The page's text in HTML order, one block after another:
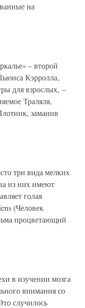
на
– второй
Кэрролла,
для взрослых, –
Траляля,
заманив
три вида мелких
из них имеют
голая
(Человек
процветающий
в изучении мозга
внимания со
случилось